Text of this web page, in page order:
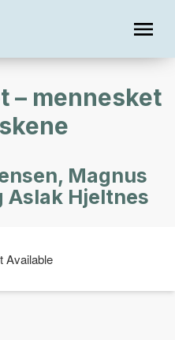
– mennesket
Magnus
Aslak Hjeltnes
Available